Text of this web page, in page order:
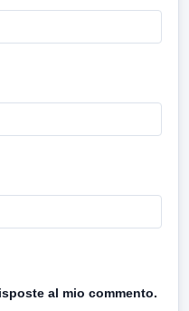
al mio commento.